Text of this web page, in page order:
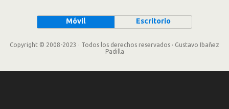
Móvil Escritorio
Copyright © 2008-2023 · Todos los derechos reservados · Gustavo Ibañez
Padilla